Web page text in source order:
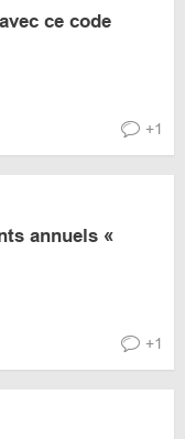
ce code
+1
annuels «
+1